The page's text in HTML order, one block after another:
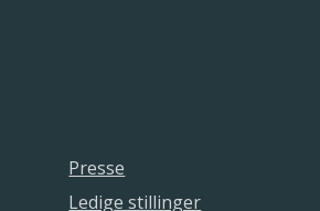
Presse
Ledige stillinger